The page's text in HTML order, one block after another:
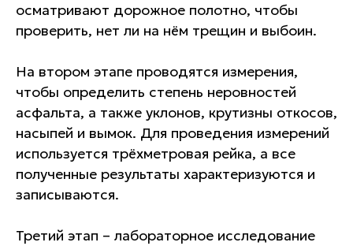
осматривают дорожное полотно, чтобы
проверить, нет ли на нём трещин и выбоин.
На втором этапе проводятся измерения,
чтобы определить степень неровностей
асфальта, а также уклонов, крутизны откосов,
насыпей и вымок. Для проведения измерений
используется трёхметровая рейка, а все
полученные результаты характеризуются и
записываются.
Третий этап – лабораторное исследование